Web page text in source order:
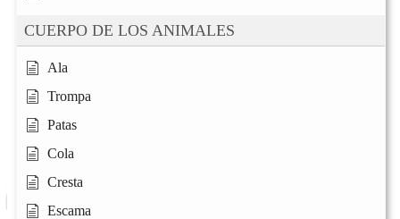
CUERPO DE LOS ANIMALES
Ala
Trompa
Patas
Cola
Cresta
Escama